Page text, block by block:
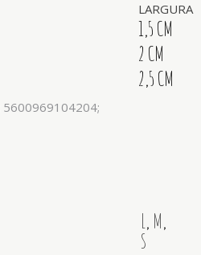
LARGURA
1,5 CM
2 CM
2,5 CM
5600969104204;
L, M,
S